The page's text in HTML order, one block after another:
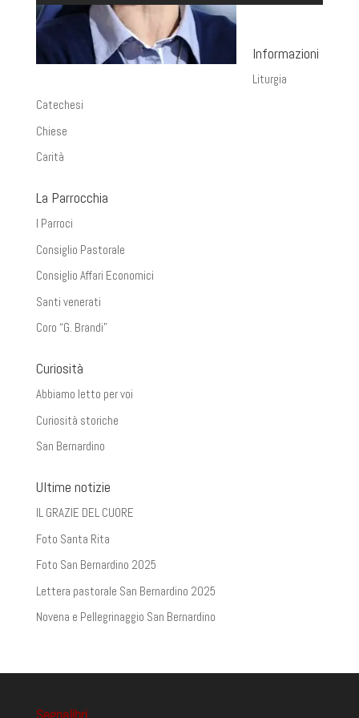
Informazioni
Liturgia
Catechesi
Chiese
Carità
La Parrocchia
I Parroci
Consiglio Pastorale
Consiglio Affari Economici
Santi venerati
Coro “G. Brandi”
Curiosità
Abbiamo letto per voi
Curiosità storiche
San Bernardino
Ultime notizie
IL GRAZIE DEL CUORE
Foto Santa Rita
Foto San Bernardino 2025
Lettera pastorale San Bernardino 2025
Novena e Pellegrinaggio San Bernardino